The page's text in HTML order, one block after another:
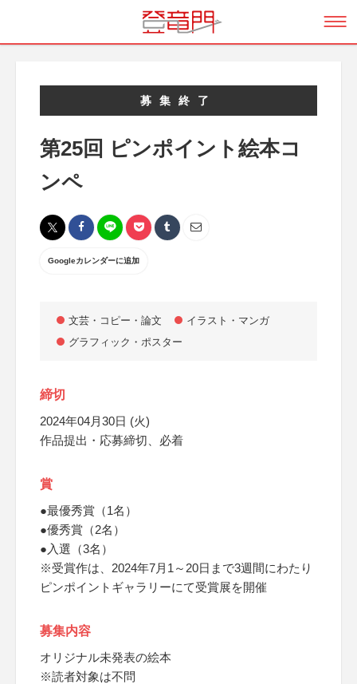
募集終了
第25回 ピンポイント絵本コ
ンペ
Googleカレンダーに追加
文芸・コピー・論文
イラスト・マンガ
グラフィック・ポスター
締切
2024年04月30日 (火)
作品提出・応募締切、必着
賞
●最優秀賞（1名）
●優秀賞（2名）
●入選（3名）
※受賞作は、2024年7月1～20日まで3週間にわたり
ピンポイントギャラリーにて受賞展を開催
募集内容
オリジナル未発表の絵本
※読者対象は不問